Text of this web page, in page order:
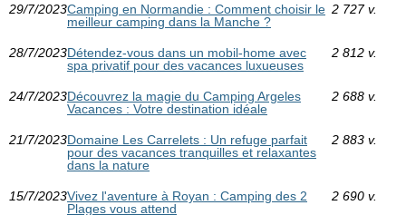
29/7/2023Camping en Normandie : Comment choisir le
meilleur camping dans la Manche ?
2 727 v.
28/7/2023Détendez-vous dans un mobil-home avec
spa privatif pour des vacances luxueuses
2 812 v.
24/7/2023Découvrez la magie du Camping Argeles
Vacances : Votre destination idéale
2 688 v.
21/7/2023Domaine Les Carrelets : Un refuge parfait
pour des vacances tranquilles et relaxantes
dans la nature
2 883 v.
15/7/2023Vivez l'aventure à Royan : Camping des 2
Plages vous attend
2 690 v.